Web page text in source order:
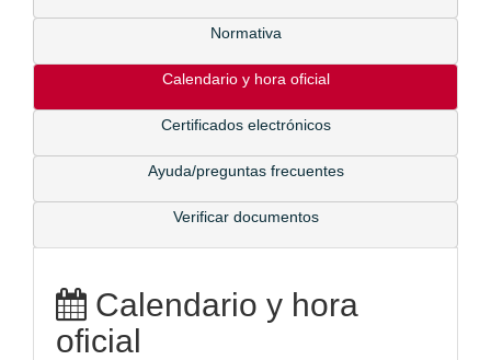
Normativa
Calendario y hora oficial
Certificados electrónicos
Ayuda/preguntas frecuentes
Verificar documentos
Calendario y hora
oficial